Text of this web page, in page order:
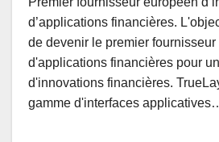
d’applications financières.
de devenir le premier
d'applications financières pour
d'innovations financières.
gamme d'interfaces